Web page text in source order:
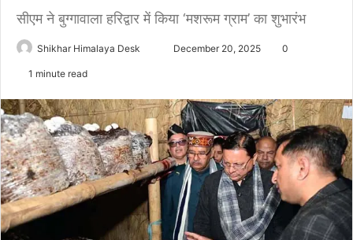
सीएम ने बुग्गावाला हरिद्वार में किया ‘मशरूम ग्राम’ का शुभारंभ
Shikhar Himalaya Desk December 20, 2025 0
1 minute read